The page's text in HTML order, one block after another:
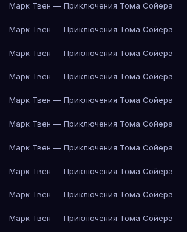
Марк Твен — Приключения Тома Сойера
Марк Твен — Приключения Тома Сойера
Марк Твен — Приключения Тома Сойера
Марк Твен — Приключения Тома Сойера
Марк Твен — Приключения Тома Сойера
Марк Твен — Приключения Тома Сойера
Марк Твен — Приключения Тома Сойера
Марк Твен — Приключения Тома Сойера
Марк Твен — Приключения Тома Сойера
Марк Твен — Приключения Тома Сойера